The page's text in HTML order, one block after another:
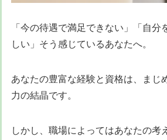
「今の待遇で満足できない」「自分
しい」そう感じているあなたへ。
あなたの豊富な経験と資格は、まじ
力の結晶です。
しかし、職場によってはあなたの考